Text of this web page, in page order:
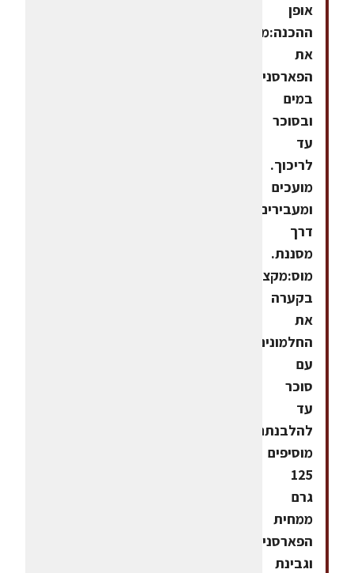
אופן
ההכנה:מחית:מבשלים
את
הפארסניפ
במים
ובסוכר
עד
לריכוך.
מועכים
ומעבירים
דרך
מסננת.
מוס:מקציפים
בקערה
את
החלמונים
עם
סוכר
עד
להלבנתם.
מוסיפים
125
גרם
ממחית
הפארסניפ,
וגבינת